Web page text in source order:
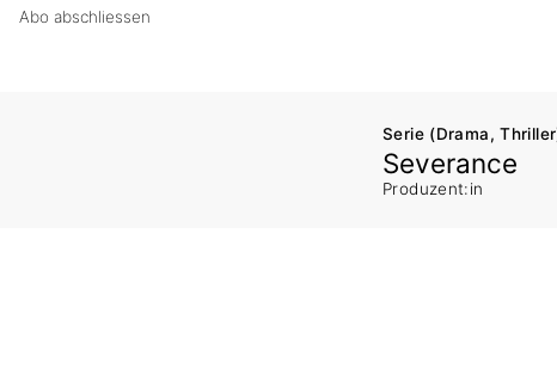
Abo abschliessen
Serie (Drama,
Severance
Produzent:in